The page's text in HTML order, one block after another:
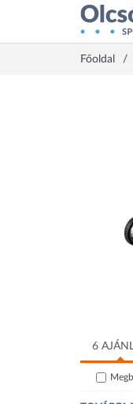
Főoldal
6